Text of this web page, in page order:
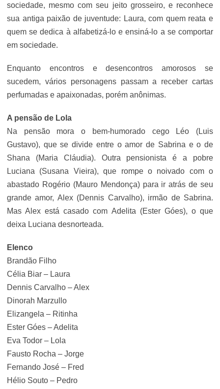
sociedade, mesmo com seu jeito grosseiro, e reconhece
sua antiga paixão de juventude: Laura, com quem reata e
quem se dedica à alfabetizá-lo e ensiná-lo a se comportar
em sociedade.
Enquanto encontros e desencontros amorosos se
sucedem, vários personagens passam a receber cartas
perfumadas e apaixonadas, porém anônimas.
A pensão de Lola
Na pensão mora o bem-humorado cego Léo (Luis
Gustavo), que se divide entre o amor de Sabrina e o de
Shana (Maria Cláudia). Outra pensionista é a pobre
Luciana (Susana Vieira), que rompe o noivado com o
abastado Rogério (Mauro Mendonça) para ir atrás de seu
grande amor, Alex (Dennis Carvalho), irmão de Sabrina.
Mas Alex está casado com Adelita (Ester Góes), o que
deixa Luciana desnorteada.
Elenco
Brandão Filho
Célia Biar – Laura
Dennis Carvalho – Alex
Dinorah Marzullo
Elizangela – Ritinha
Ester Góes – Adelita
Eva Todor – Lola
Fausto Rocha – Jorge
Fernando José – Fred
Hélio Souto – Pedro